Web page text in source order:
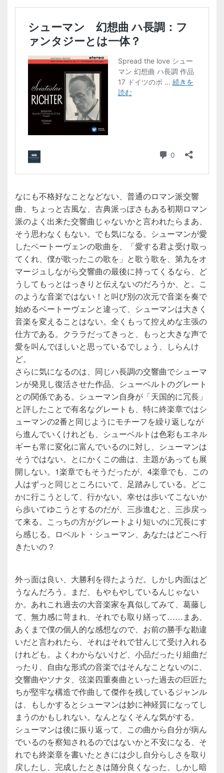
なにも不格好なことなどない、普通のロマン派交響
曲、ちょっと古風な、古典派っぽさもある初期ロマン
派のよく出来た交響曲じゃないかと言われたらまあ、
そう思わなくもない。でも気になる。シューマンが愛
したベートーヴェンの歌曲を、「愛する君よ受け取っ
てくれ、僕が歌ったこの歌を」と歌う歌を、第九をオ
マージュしながら交響曲の最後に持ってくるなら、ど
うしてもっとはっきりと伝えないのだろうか、と。こ
のような音楽ではない！と叫び別の次元で音楽を奏で
始めるベートーヴェンと違って、シューマンは大きく
音楽を変えることはない。全くもって控えめな主張の
仕方である。クララだってきっと、もっと大きな声で
愛を叫んでほしいと思っているでしょう、しらんけ
ど。
さらに気になるのは、同じハ長調の交響曲でシューマ
ンが発見し復活させた作品、シューベルトのグレート
との関係である。シューマン自身が「天国的に冗長」
と評したことで有名なグレートも、特に終楽章ではシ
ューマンの2番と同じようにモチーフを繰り返しなが
ら進んでいくけれども、シューベルトは色彩もエネル
ギーも常に変化に富んでいるのに対し、シューマンは
そうではない。とにかくこの曲は、主題があっても展
開しない。1楽章でもそうだったが、4楽章でも、この
人はずっと同じところにいて、足踏みしている。どこ
かに行こうとして、行かない。幸せは歩いてこないか
ら歩いてゆこうとするのだが、三歩進むと、三歩戻っ
て来る。こっちの方がグレートより短いのに冗長にす
ら感じる。ロベルト・シューマン、あなたはどこへ行
きたいの？
外っ面は良い、大勝利を得たようだ。しかし内面はど
うなんだろう。まだ、もやもやしているんじゃない
か。あれこれ過去の大音楽家を真似してみて、葛藤し
て、無力感に苛まれ、それでも取り繕って……まあ、
あくまで僕の個人的な感想なので、お前の勝手な勘違
いだと言われたら、それはそれで甘んじて受け入れる
けれども。よくわからないけど、小品だったり組曲だ
ったり、自由な形式の音楽ではそんなことないのに、
交響曲やソナタ、弦楽四重奏曲といった過去の巨匠た
ちが堅牢な構造で作曲して傑作を残しているジャンル
は、もしかするとシューマンは妙に神経質になってし
まうのかもしれない。なんとなくそんな気がする。
シューマンは後に振り返って、この曲から自分が病ん
でいるのを察知されるのではないかと不安になる、そ
れでも終楽章を書いたときには少し自分らしさを取り
戻したし、完成したときは随分良くなった、しかし暗